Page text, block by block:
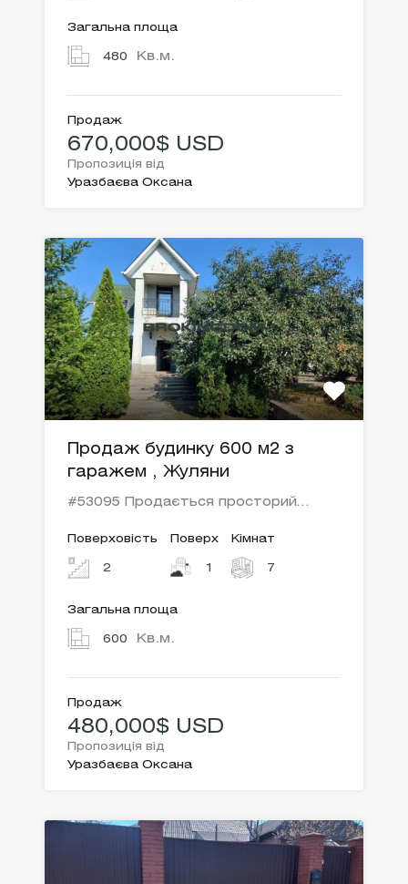
Загальна площа
480 Кв.м.
Продаж
670,000$ USD
Пропозиція від
Уразбаєва Оксана
Продаж будинку 600 м2 з
гаражем , Жуляни
#53095 Продається просторий…
Поверховість
2
Поверх
1
Кімнат
7
Загальна площа
600 Кв.м.
Продаж
480,000$ USD
Пропозиція від
Уразбаєва Оксана